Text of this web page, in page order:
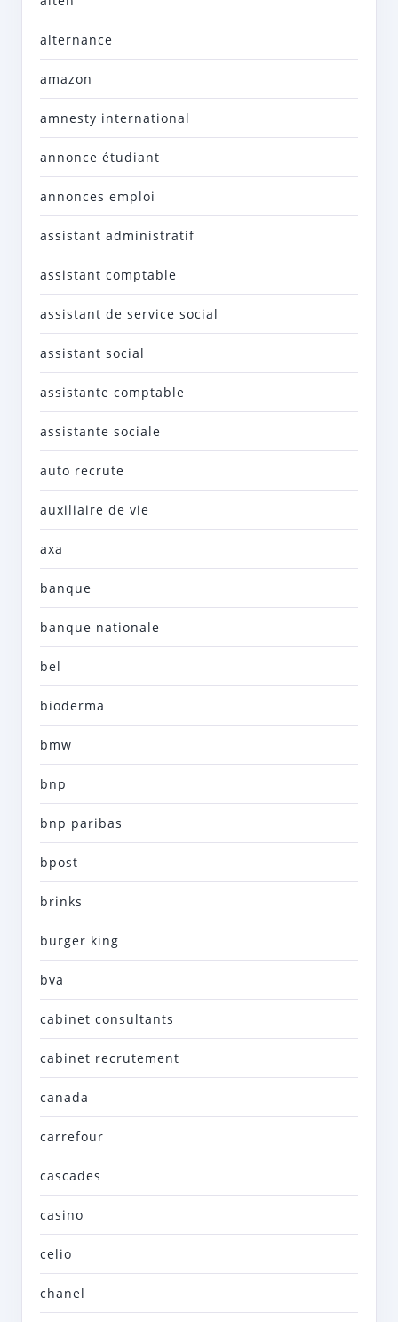
alternance
amazon
amnesty international
annonce étudiant
annonces emploi
assistant administratif
assistant comptable
assistant de service social
assistant social
assistante comptable
assistante sociale
auto recrute
auxiliaire de vie
axa
banque
banque nationale
bel
bioderma
bmw
bnp
bnp paribas
bpost
brinks
burger king
bva
cabinet consultants
cabinet recrutement
canada
carrefour
cascades
casino
celio
chanel